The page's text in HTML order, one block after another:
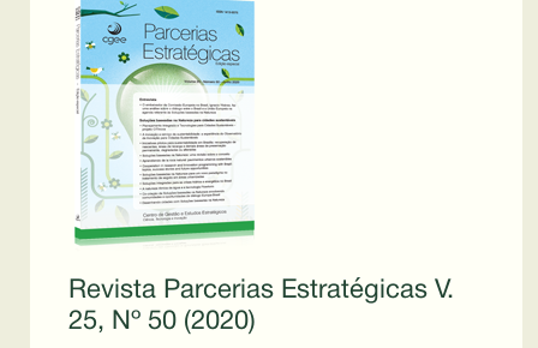
Revista Parcerias Estratégicas V.
25, Nº 50 (2020)